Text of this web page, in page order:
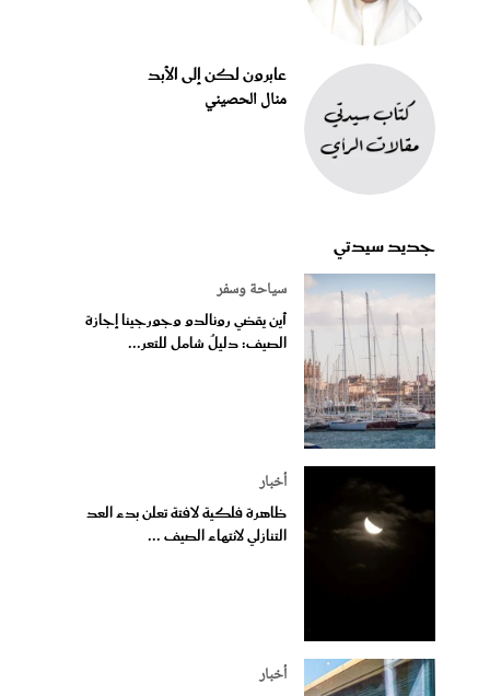
عابرون لكن إلى الأبد
منال الحصيني
جديد سيدتي
سياحة وسفر
أين يقضي رونالدو وجورجينا إجازة
الصيف: دليلٌ شامل للتعر...
أخبار
ظاهرة فلكية لافتة تعلن بدء العد
التنازلي لانتهاء الصيف ...
أخبار